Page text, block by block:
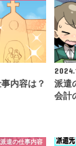
内容は？
派遣
会計
派遣の仕事内容